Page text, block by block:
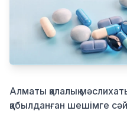
Алматы қалалық
қабылданған шешімге